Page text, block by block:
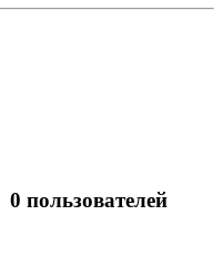
0 пользователей